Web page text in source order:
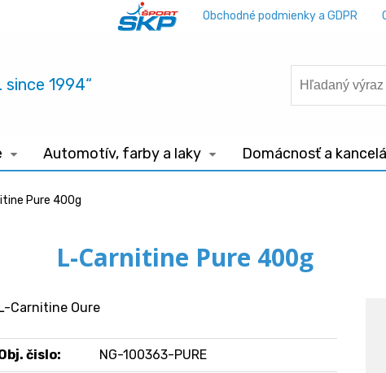
since 1994“
Obchodné podmienky a GDPR
Automotív, farby a laky Domácnosť a
Pure 400g
L-Carnitine Pure 400g
Carnitine Oure
čislo: NG-100363-PURE